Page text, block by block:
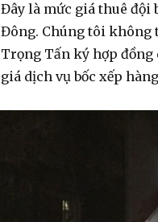
Đây là mức giá thuê đội
Đông. Chúng tôi không
Trọng Tấn ký hợp đồng
giá dịch vụ bốc xếp